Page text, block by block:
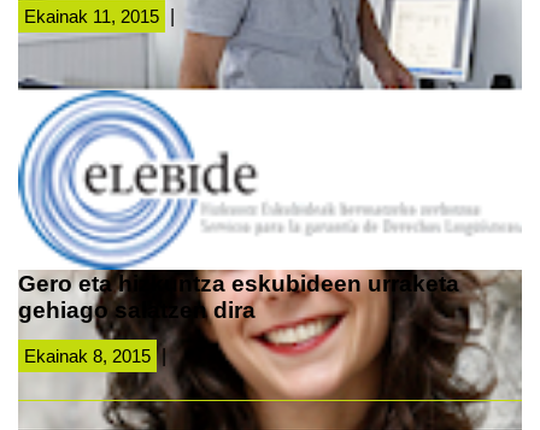
Ekainak 11, 2015
Gero eta hizkuntza eskubideen urraketa
gehiago salatzen dira
Ekainak 8, 2015 |